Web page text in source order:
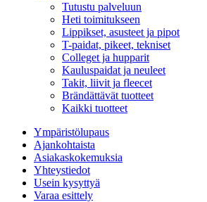
Tutustu palveluun
Heti toimitukseen
Lippikset, asusteet ja pipot
T-paidat, pikeet, tekniset
Colleget ja hupparit
Kauluspaidat ja neuleet
Takit, liivit ja fleecet
Brändättävät tuotteet
Kaikki tuotteet
Ympäristölupaus
Ajankohtaista
Asiakaskokemuksia
Yhteystiedot
Usein kysyttyä
Varaa esittely